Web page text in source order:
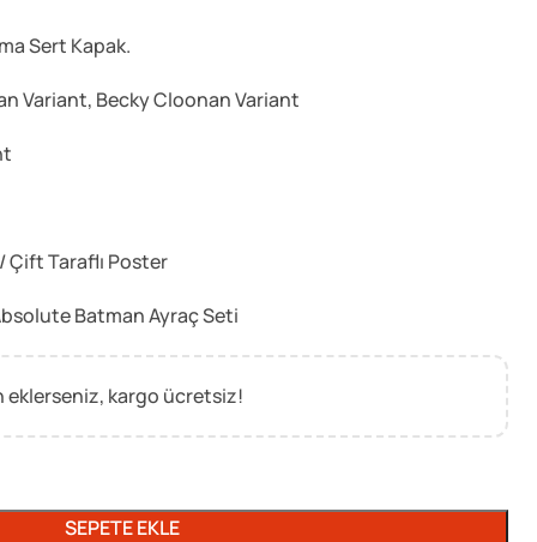
Sert Kapak.
Variant, Becky Cloonan Variant
Çift Taraflı Poster
Batman Ayraç Seti
eklerseniz, kargo ücretsiz!
SEPETE EKLE